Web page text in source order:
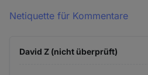
Netiquette für Kommentare
David Z (nicht überprüft)